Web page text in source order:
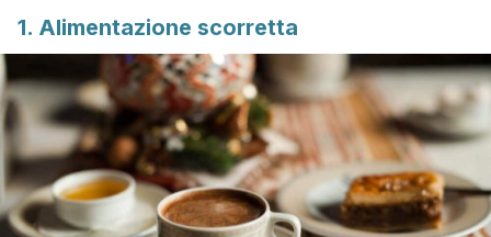
1. Alimentazione scorretta